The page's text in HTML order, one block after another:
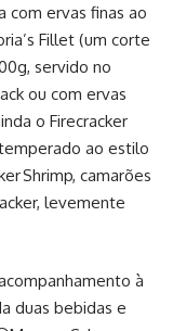
com ervas finas ao
Fillet (um corte
servido no
ou com ervas
o Firecracker
ao estilo
Shrimp, camarões
levemente
à
duas bebidas e